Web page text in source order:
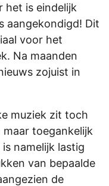
het is eindelijk
aangekondigd! Dit
voor het
Na maanden
zojuist in
muziek zit toch
maar toegankelijk
namelijk lastig
van bepaalde
de